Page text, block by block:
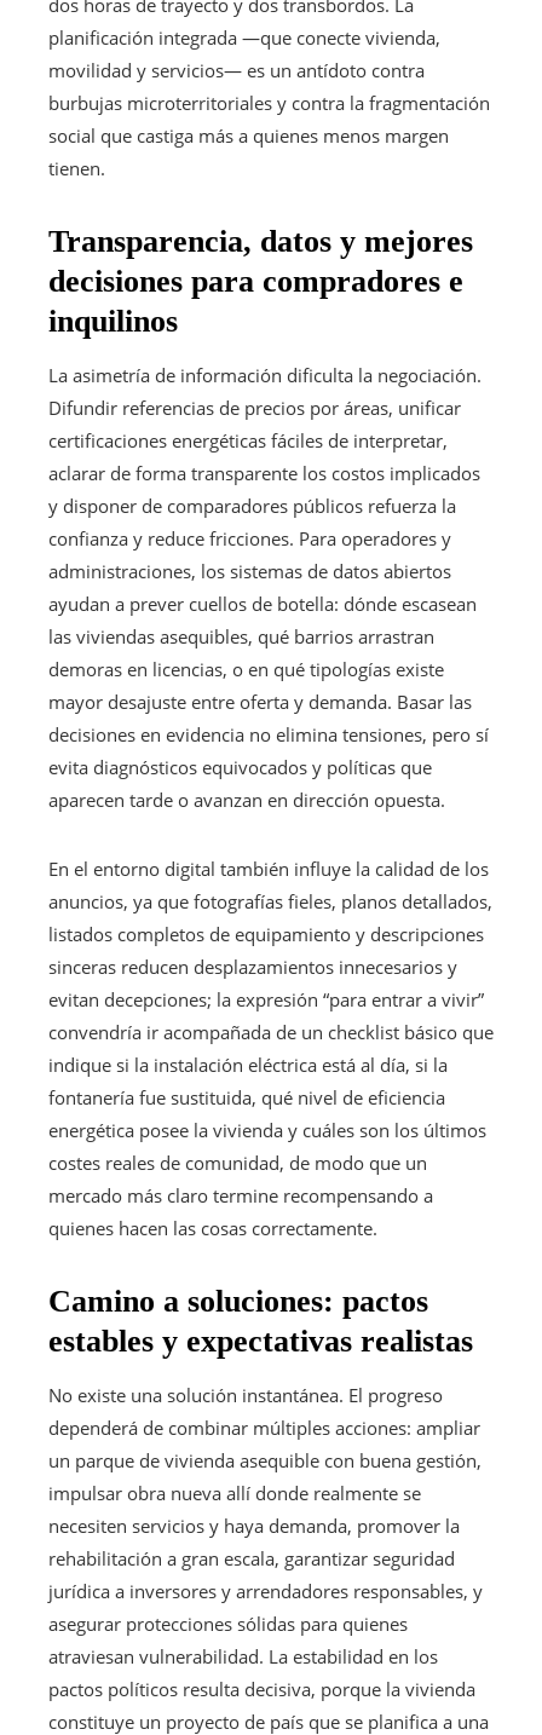
planificación integrada —que conecte vivienda,
movilidad y servicios— es un antídoto contra
burbujas microterritoriales y contra la fragmentación
social que castiga más a quienes menos margen
tienen.
Transparencia, datos y mejores
decisiones para compradores e
inquilinos
La asimetría de información dificulta la negociación.
Difundir referencias de precios por áreas, unificar
certificaciones energéticas fáciles de interpretar,
aclarar de forma transparente los costos implicados
y disponer de comparadores públicos refuerza la
confianza y reduce fricciones. Para operadores y
administraciones, los sistemas de datos abiertos
ayudan a prever cuellos de botella: dónde escasean
las viviendas asequibles, qué barrios arrastran
demoras en licencias, o en qué tipologías existe
mayor desajuste entre oferta y demanda. Basar las
decisiones en evidencia no elimina tensiones, pero sí
evita diagnósticos equivocados y políticas que
aparecen tarde o avanzan en dirección opuesta.
En el entorno digital también influye la calidad de los
anuncios, ya que fotografías fieles, planos detallados,
listados completos de equipamiento y descripciones
sinceras reducen desplazamientos innecesarios y
evitan decepciones; la expresión “para entrar a vivir”
convendría ir acompañada de un checklist básico que
indique si la instalación eléctrica está al día, si la
fontanería fue sustituida, qué nivel de eficiencia
energética posee la vivienda y cuáles son los últimos
costes reales de comunidad, de modo que un
mercado más claro termine recompensando a
quienes hacen las cosas correctamente.
Camino a soluciones: pactos
estables y expectativas realistas
No existe una solución instantánea. El progreso
dependerá de combinar múltiples acciones: ampliar
un parque de vivienda asequible con buena gestión,
impulsar obra nueva allí donde realmente se
necesiten servicios y haya demanda, promover la
rehabilitación a gran escala, garantizar seguridad
jurídica a inversores y arrendadores responsables, y
asegurar protecciones sólidas para quienes
atraviesan vulnerabilidad. La estabilidad en los
pactos políticos resulta decisiva, porque la vivienda
constituye un proyecto de país que se planifica a una